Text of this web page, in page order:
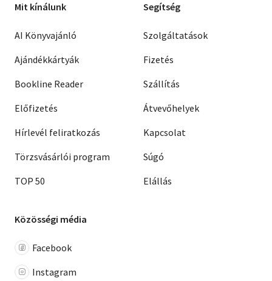
Mit kínálunk
AI Könyvajánló
Ajándékkártyák
Bookline Reader
Előfizetés
Hírlevél feliratkozás
Törzsvásárlói program
TOP 50
Segítség
Szolgáltatások
Fizetés
Szállítás
Átvevőhelyek
Kapcsolat
Súgó
Elállás
Közösségi média
Facebook
Instagram